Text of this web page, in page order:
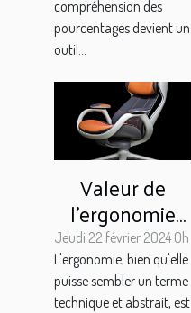
compréhension des
pourcentages devient un
outil...
Valeur de
l'ergonomie
dans le design
de produits
Jeudi 22 février 2024 0h
L'ergonomie, bien qu'elle
puisse sembler un terme
technique et abstrait, est